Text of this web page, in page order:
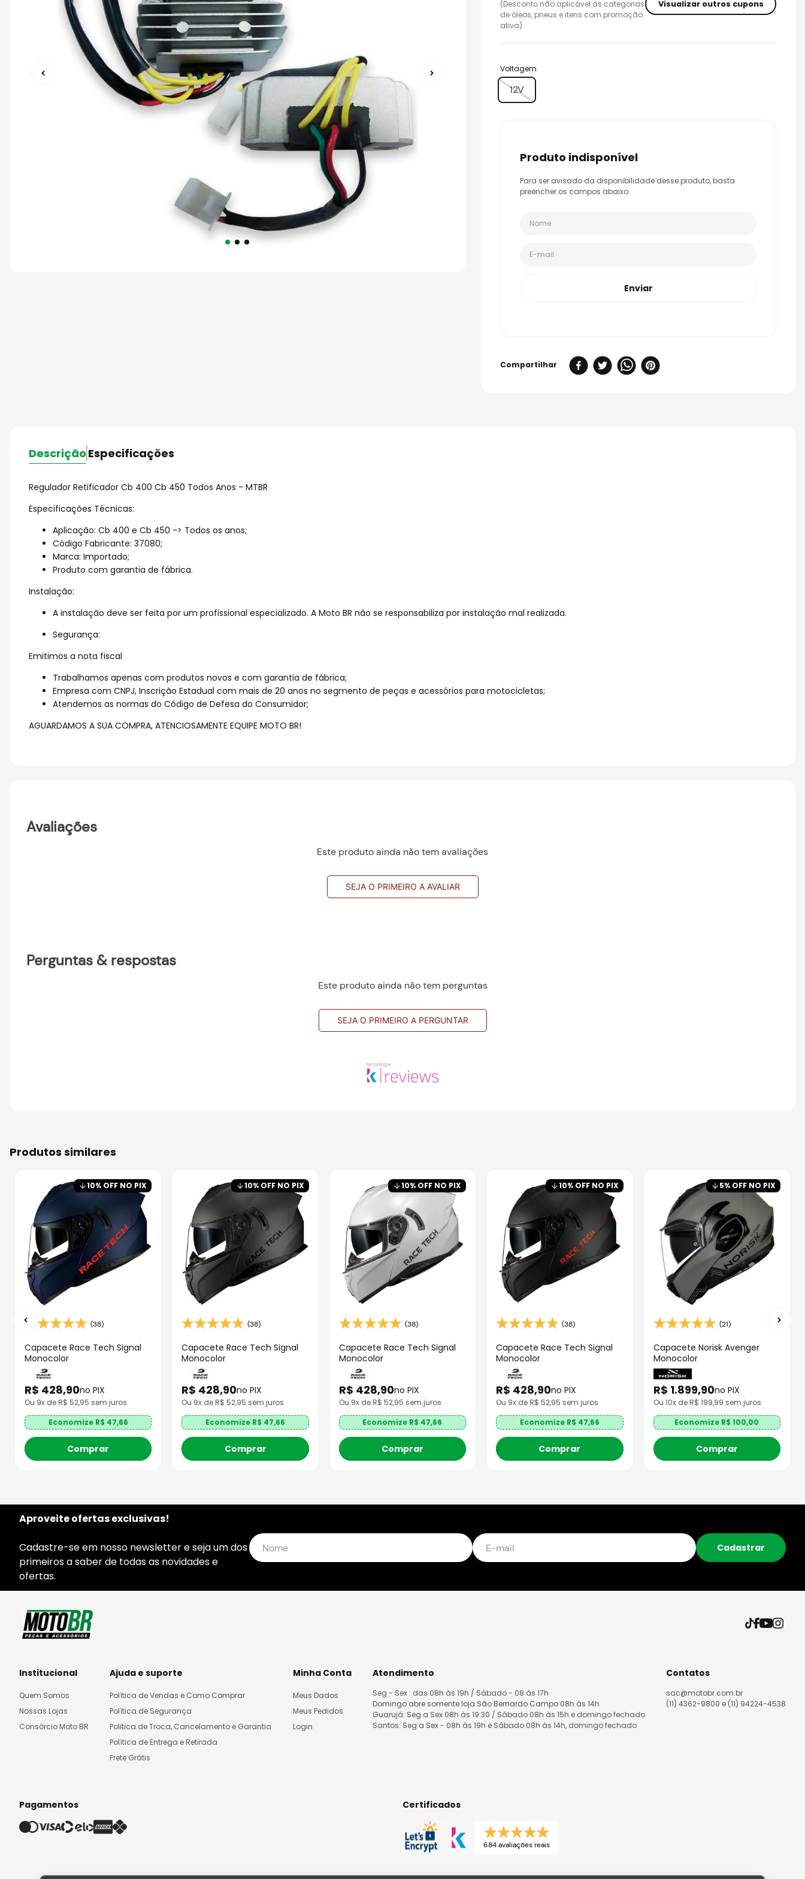
9º capacete aberto
10º race tech
(Desconto não aplicável às categorias
de óleos, pneus e itens com promoção
ativa)
Visualizar outros cupons
Voltagem
12V
produto indisponível
Para ser avisado da disponibilidade desse produto, basta
preencher os campos abaixo:
Enviar
Descrição Especificações
Regulador Retificador Cb 400 Cb 450 Todos Anos - MTBR
Especificações Técnicas:
Aplicação: Cb 400 e Cb 450 -> Todos os anos;
Código Fabricante: 37080;
Marca: Importado;
Produto com garantia de fábrica.
Instalação:
A instalação deve ser feita por um profissional especializado. A Moto BR não se responsabiliza por instalação mal realizada.
Segurança:
Emitimos a nota fiscal
Trabalhamos apenas com produtos novos e com garantia de fábrica;
Empresa com CNPJ, Inscrição Estadual com mais de 20 anos no segmento de peças e acessórios para motocicletas;
Atendemos as normas do Código de Defesa do Consumidor;
AGUARDAMOS A SUA COMPRA, ATENCIOSAMENTE EQUIPE MOTO BR!
Avaliações
Este produto ainda não tem avaliações
SEJA O PRIMEIRO A AVALIAR
Perguntas & respostas
Este produto ainda não tem perguntas
SEJA O PRIMEIRO A PERGUNTAR
produtos similares
10% OFF NO PIX
(38)
Capacete Race Tech Signal
Monocolor
R$ 428,90no PIX
Ou 9x de R$ 52,95 sem juros
Economize R$ 47,66
Comprar
10% OFF NO PIX
(38)
Capacete Race Tech Signal
Monocolor
R$ 428,90no PIX
Ou 9x de R$52,95 sem juros
Economize R$ 47,66
Comprar
10% OFF NO PIX
(38)
Capacete Race Tech Signal
Monocolor
R$ 428,90no PIX
Ou 9x de R$ 52,95 sem juros
Economize R$ 47,66
Comprar
10% OFF NO PIX
(38)
Capacete Race Tech Signal
Monocolor
R$ 428,90no PIX
Ou 9x de R$52,95 sem juros
Economize R$ 47,66
Comprar
5% OFF NO PIX
(21)
Capacete Norisk Avenger
Monocolor
R$ 1.899,90no PIX
Ou 10x de R$ 199,99 sem juros
Economize R$100,00
Comprar
Aproveite ofertas exclusivas!
Cadastre-se em nosso newsletter e seja um dos
primeiros a saber de todas as novidades e
ofertas.
Cadastrar
Institucional
Quem Somos
Nossas Lojas
Consórcio Moto BR
Ajuda e suporte
Política de Vendas e Como Comprar
Política de Segurança
Politica de Troca, Cancelamento e Garantia
Política de Entrega e Retirada
Frete Grátis
Minha Conta
Meus Dados
Meus Pedidos
Login
Atendimento
Seg - Sex : das 08h às 19h / Sábado - 08 às 17h
Domingo abre somente loja São Bernardo Campo 08h às 14h
Guarujá: Seg a Sex 08h às 19:30 / Sábado 08h às 15h e domingo fechado
Santos: Seg a Sex - 08h às 19h e Sábado 08h às 14h, domingo fechado
Contatos
sac@motobr.com.br
(11) 4362-9800 e (11) 94224-4538
Pagamentos Certificados
684 avaliações reais